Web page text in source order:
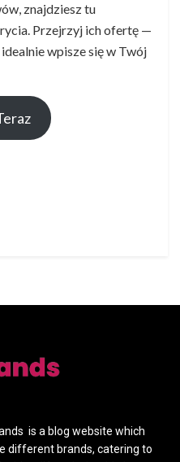
znajdziesz tu
Przejrzyj ich ofertę —
wpisze się w Twój
is a blog website which
different brands, catering to